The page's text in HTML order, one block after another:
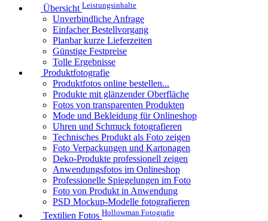
Übersicht Leistungsinhalte
Unverbindliche Anfrage
Einfacher Bestellvorgang
Planbar kurze Lieferzeiten
Günstige Festpreise
Tolle Ergebnisse
Produktfotografie
Produktfotos online bestellen...
Produkte mit glänzender Oberfläche
Fotos von transparenten Produkten
Mode und Bekleidung für Onlineshop
Uhren und Schmuck fotografieren
Technisches Produkt als Foto zeigen
Foto Verpackungen und Kartonagen
Deko-Produkte professionell zeigen
Anwendungsfotos im Onlineshop
Professionelle Spiegelungen im Foto
Foto von Produkt in Anwendung
PSD Mockup-Modelle fotografieren
Textilien Fotos Hollowman Fotografie